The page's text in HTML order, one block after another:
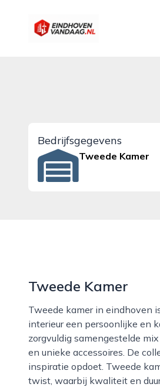
eindhovenvandaag.nl
Bedrijfsgegevens
Tweede Kamer
Tweede Kamer
Tweede kamer in eindhoven is een eigentijdse woonwinkel die zich richt op mensen die hun
interieur een persoonlijke en
zorgvuldig samengestelde
en unieke accessoires. De
inspiratie opdoet. Tweede
twist, waarbij kwaliteit en